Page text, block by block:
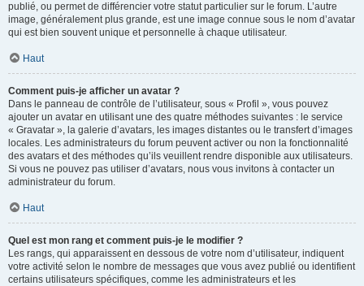
publié, ou permet de différencier votre statut particulier sur le forum. L’autre
image, généralement plus grande, est une image connue sous le nom d’avatar
qui est bien souvent unique et personnelle à chaque utilisateur.
Haut
Comment puis-je afficher un avatar ?
Dans le panneau de contrôle de l’utilisateur, sous « Profil », vous pouvez
ajouter un avatar en utilisant une des quatre méthodes suivantes : le service
« Gravatar », la galerie d’avatars, les images distantes ou le transfert d’images
locales. Les administrateurs du forum peuvent activer ou non la fonctionnalité
des avatars et des méthodes qu’ils veuillent rendre disponible aux utilisateurs.
Si vous ne pouvez pas utiliser d’avatars, nous vous invitons à contacter un
administrateur du forum.
Haut
Quel est mon rang et comment puis-je le modifier ?
Les rangs, qui apparaissent en dessous de votre nom d’utilisateur, indiquent
votre activité selon le nombre de messages que vous avez publié ou identifient
certains utilisateurs spécifiques, comme les administrateurs et les